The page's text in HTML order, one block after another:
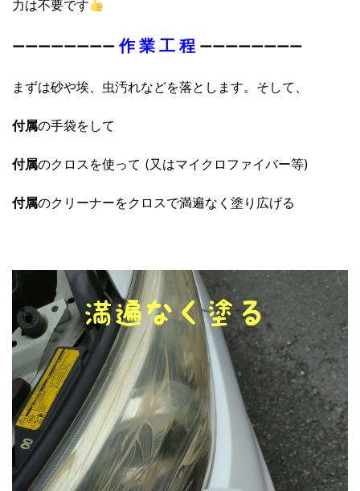
力は不要です
ーーーーーーーー 作 業 工 程 ーーーーーーーー
まずは砂や埃、虫汚れなどを落とします。そして、
付属の手袋をして
付属のクロスを使って (又はマイクロファイバー等)
付属のクリーナーをクロスで満遍なく塗り広げる